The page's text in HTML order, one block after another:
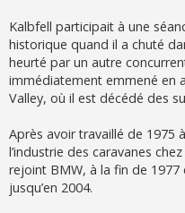
Kalbfell participait à une
historique quand il a chuté
heurté par un autre
immédiatement emmené en
Valley, où il est décédé des
Après avoir travaillé de 1975
l’industrie des caravanes
rejoint BMW, à la fin de
jusqu’en 2004.